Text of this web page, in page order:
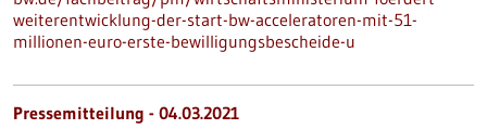
weiterentwicklung-der-start-bw-acceleratoren-mit-51-
millionen-euro-erste-bewilligungsbescheide-u
Pressemitteilung - 04.03.2021